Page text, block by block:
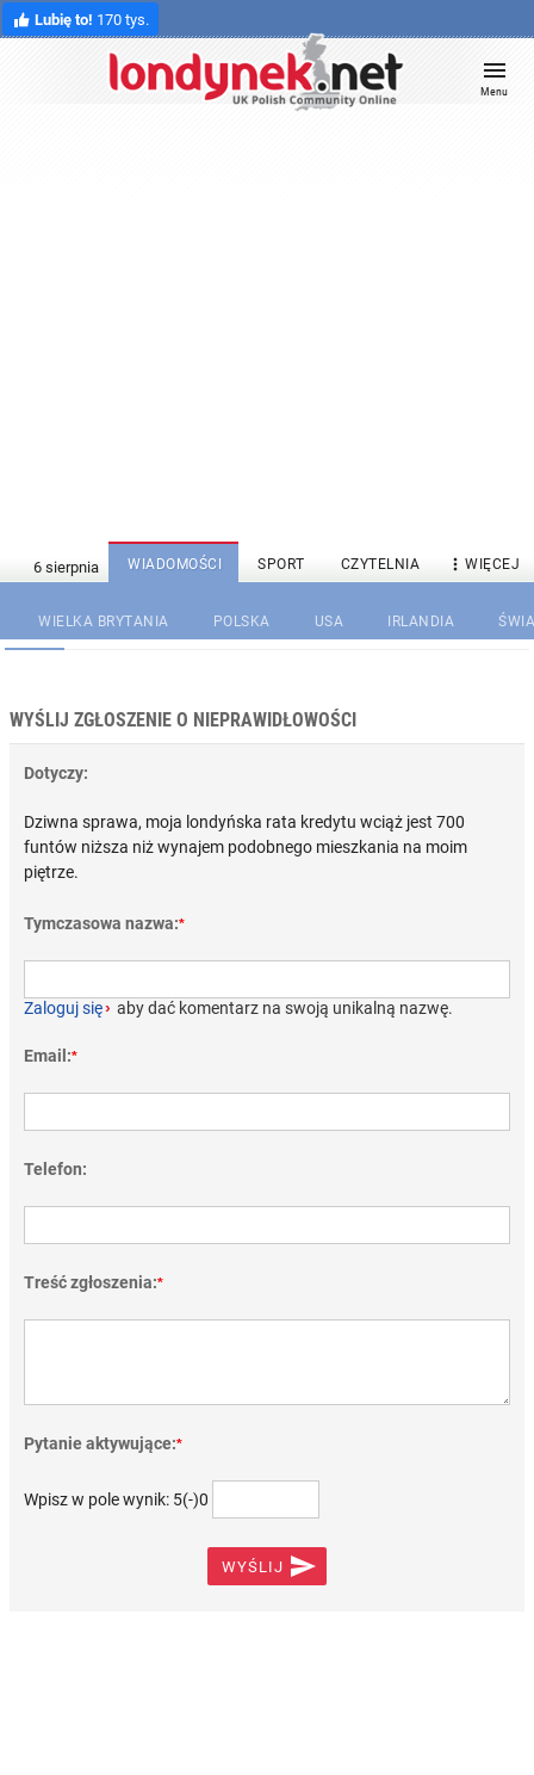
Lubię to! 170 tys.
Menu
WIADOMOŚCI SPORT CZYTELNIA  WIĘCEJ
WIELKA BRYTANIA POLSKA USA IRLANDIA
WYŚLIJ ZGŁOSZENIE O NIEPRAWIDŁOWOŚCI
Dotyczy:
Dziwna sprawa, moja londyńska rata kredytu wciąż jest 700
funtów niższa niż wynajem podobnego mieszkania na moim
piętrze.
Tymczasowa nazwa:*
Zaloguj się› aby dać komentarz na swoją unikalną nazwę.
Email:*
Telefon:
Treść zgłoszenia:*
Pytanie aktywujące:*
Wpisz w pole wynik: 5(-)0
WYŚLIJ 